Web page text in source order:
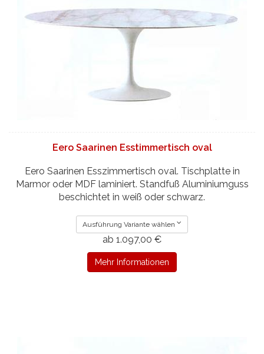
Eero Saarinen Esstimmertisch oval
Eero Saarinen Esszimmertisch oval. Tischplatte in
Marmor oder MDF laminiert. Standfuß Aluminiumguss
beschichtet in weiß oder schwarz.
Ausführung Variante wählen
ab 1.097,00 €
Mehr Informationen